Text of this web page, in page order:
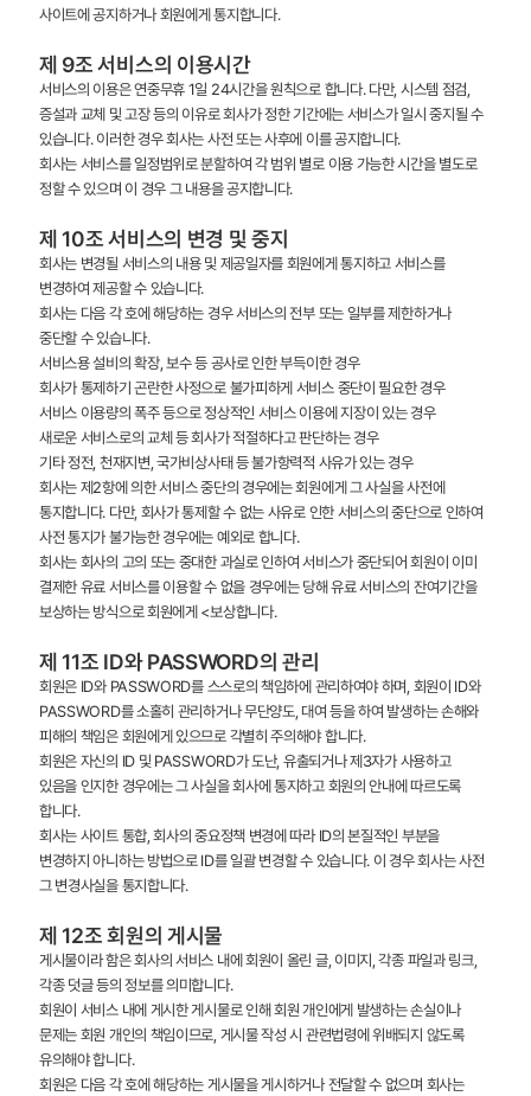
사이트에 공지하거나 회원에게 통지합니다.
제 9조 서비스의 이용시간
서비스의 이용은 연중무휴 1일 24시간을 원칙으로 합니다. 다만, 시스템 점검,
증설과 교체 및 고장 등의 이유로 회사가 정한 기간에는 서비스가 일시 중지될 수
있습니다. 이러한 경우 회사는 사전 또는 사후에 이를 공지합니다.
회사는 서비스를 일정범위로 분할하여 각 범위 별로 이용 가능한 시간을 별도로
정할 수 있으며 이 경우 그 내용을 공지합니다.
제 10조 서비스의 변경 및 중지
회사는 변경될 서비스의 내용 및 제공일자를 회원에게 통지하고 서비스를
변경하여 제공할 수 있습니다.
회사는 다음 각 호에 해당하는 경우 서비스의 전부 또는 일부를 제한하거나
중단할 수 있습니다.
서비스용 설비의 확장, 보수 등 공사로 인한 부득이한 경우
회사가 통제하기 곤란한 사정으로 불가피하게 서비스 중단이 필요한 경우
서비스 이용량의 폭주 등으로 정상적인 서비스 이용에 지장이 있는 경우
새로운 서비스로의 교체 등 회사가 적절하다고 판단하는 경우
기타 정전, 천재지변, 국가비상사태 등 불가항력적 사유가 있는 경우
회사는 제2항에 의한 서비스 중단의 경우에는 회원에게 그 사실을 사전에
통지합니다. 다만, 회사가 통제할 수 없는 사유로 인한 서비스의 중단으로 인하여
사전 통지가 불가능한 경우에는 예외로 합니다.
회사는 회사의 고의 또는 중대한 과실로 인하여 서비스가 중단되어 회원이 이미
결제한 유료 서비스를 이용할 수 없을 경우에는 당해 유료 서비스의 잔여기간을
보상하는 방식으로 회원에게 <보상합니다.
제 11조 ID와 PASSWORD의 관리
회원은 ID와 PASSWORD를 스스로의 책임하에 관리하여야 하며, 회원이 ID와
PASSWORD를 소홀히 관리하거나 무단양도, 대여 등을 하여 발생하는 손해와
피해의 책임은 회원에게 있으므로 각별히 주의해야 합니다.
회원은 자신의 ID 및 PASSWORD가 도난, 유출되거나 제3자가 사용하고
있음을 인지한 경우에는 그 사실을 회사에 통지하고 회원의 안내에 따르도록
합니다.
회사는 사이트 통합, 회사의 중요정책 변경에 따라 ID의 본질적인 부분을
변경하지 아니하는 방법으로 ID를 일괄 변경할 수 있습니다. 이 경우 회사는 사전
그 변경사실을 통지합니다.
제 12조 회원의 게시물
게시물이라 함은 회사의 서비스 내에 회원이 올린 글, 이미지, 각종 파일과 링크,
각종 덧글 등의 정보를 의미합니다.
회원이 서비스 내에 게시한 게시물로 인해 회원 개인에게 발생하는 손실이나
문제는 회원 개인의 책임이므로, 게시물 작성 시 관련법령에 위배되지 않도록
유의해야 합니다.
회원은 다음 각 호에 해당하는 게시물을 게시하거나 전달할 수 없으며 회사는